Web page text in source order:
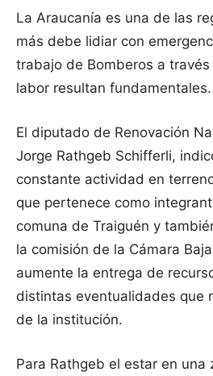
La Araucanía es una de las
más debe lidiar con
trabajo de Bomberos a
labor resultan fundamentales.
El diputado de Renovación
Jorge Rathgeb Schifferli,
constante actividad en
que pertenece como
comuna de Traiguén y
la comisión de la Cámara
aumente la entrega de
distintas eventualidades que
de la institución.
Para Rathgeb el estar en